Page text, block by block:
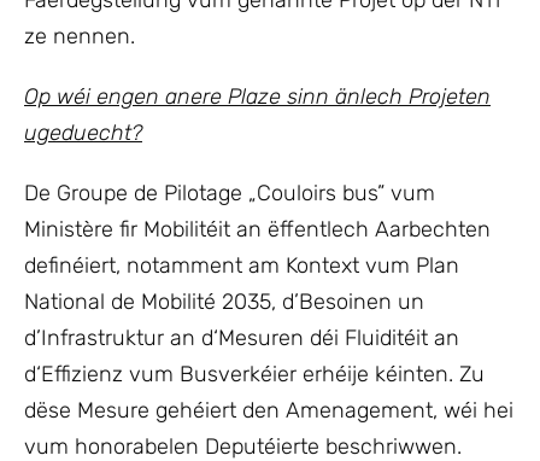
ze nennen.
Op wéi engen anere Plaze sinn änlech Projeten
ugeduecht?
De Groupe de Pilotage „Couloirs bus” vum
Ministère fir Mobilitéit an ëffentlech Aarbechten
definéiert, notamment am Kontext vum Plan
National de Mobilité 2035, d’Besoinen un
d’Infrastruktur an d‘Mesuren déi Fluiditéit an
d‘Effizienz vum Busverkéier erhéije kéinten. Zu
dëse Mesure gehéiert den Amenagement, wéi hei
vum honorabelen Deputéierte beschriwwen.